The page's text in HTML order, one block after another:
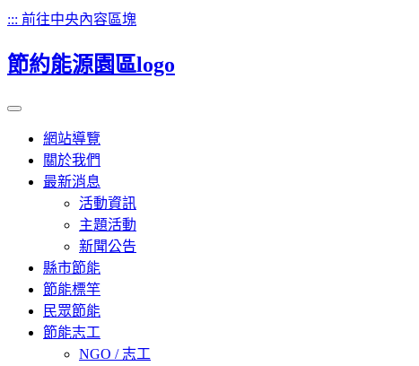
::: 前往中央內容區塊
節約能源園區logo
網站導覽
關於我們
最新消息
活動資訊
主題活動
新聞公告
縣市節能
節能標竿
民眾節能
節能志工
NGO / 志工